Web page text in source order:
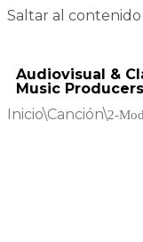
Saltar al contenido
Audiovisual &
Music Producers
Inicio\Canción\2-